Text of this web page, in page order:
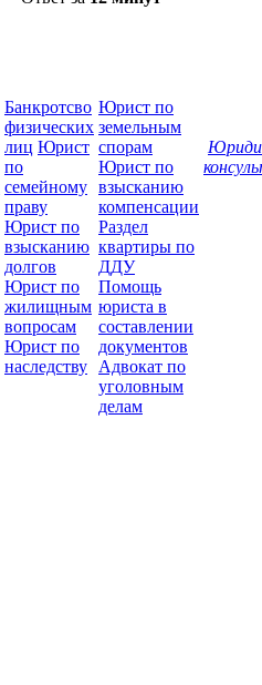
Банкротсво
физических
лиц Юрист
по
семейному
праву
Юрист по
взысканию
долгов
Юрист по
жилищным
вопросам
Юрист по
наследству
Юрист по
земельным
спорам
Юрист по
взысканию
компенсации
Раздел
квартиры по
ДДУ
Помощь
юриста в
составлении
документов
Адвокат по
уголовным
делам